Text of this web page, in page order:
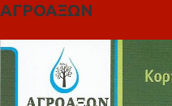
ΑΓΡΟΑΞΩΝ